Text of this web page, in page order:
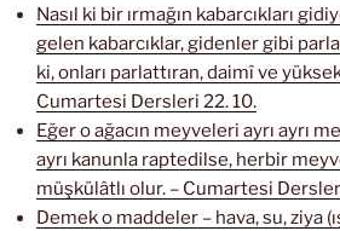
Nasıl ki bir ırmağın kabarcıkları
gelen kabarcıklar, gidenler gibi
ki, onları parlattıran, daimî ve
Cumartesi Dersleri 22. 10.
Eğer o ağacın meyveleri ayrı ayrı
ayrı kanunla raptedilse, herbir
müşkülâtlı olur. – Cumartesi
Demek o maddeler – hava, su, ziya